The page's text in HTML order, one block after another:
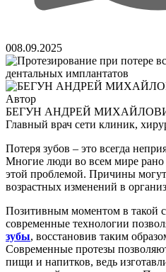
008.09.2025
Автор
БЕГУН АНДРЕЙ
Главный врач сети клиник,
Потеря зубов – это всегда
Многие люди во всем мире рано
этой проблемой. Причины
возрастных изменений в
Позитивным моментом в такой
современные технологии
зубы, восстановив таким
Современные протезы
пищи и напитков, ведь